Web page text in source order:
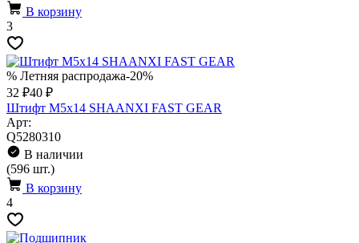
В корзину
3
% Летняя распродажа-20%
32 ₽40 ₽
Штифт М5х14 SHAANXI FAST GEAR
Арт:
Q5280310
В наличии
(596 шт.)
В корзину
4